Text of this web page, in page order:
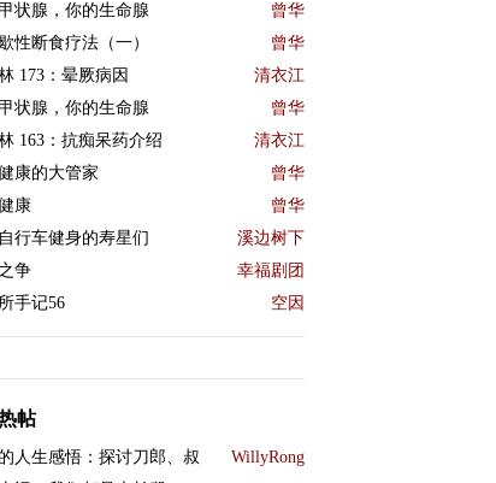
甲状腺，你的生命腺 曾华
性断食疗法（一） 曾华
173：晕厥病因 清衣江
甲状腺，你的生命腺 曾华
163：抗痴呆药介绍 清衣江
康的大管家 曾华
康 曾华
行车健身的寿星们 溪边树下
争 幸福剧团
手记56 空因
帖
人生感悟：探讨刀郎、叔 WillyRong